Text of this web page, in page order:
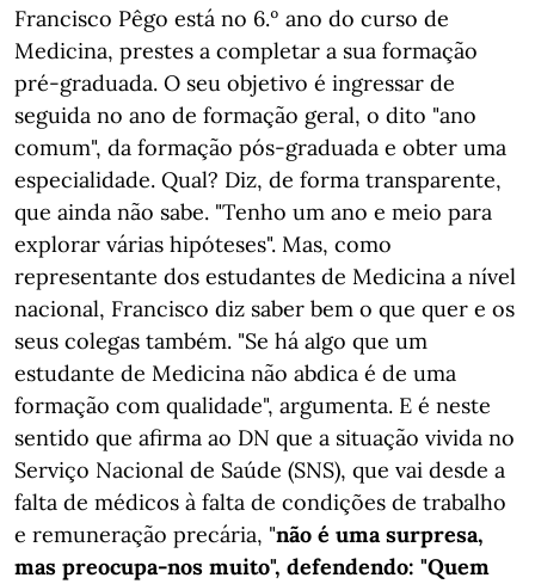
Francisco Pêgo está no 6.º ano do curso de
Medicina, prestes a completar a sua formação
pré-graduada. O seu objetivo é ingressar de
seguida no ano de formação geral, o dito "ano
comum", da formação pós-graduada e obter uma
especialidade. Qual? Diz, de forma transparente,
que ainda não sabe. "Tenho um ano e meio para
explorar várias hipóteses". Mas, como
representante dos estudantes de Medicina a nível
nacional, Francisco diz saber bem o que quer e os
seus colegas também. "Se há algo que um
estudante de Medicina não abdica é de uma
formação com qualidade", argumenta. E é neste
sentido que afirma ao DN que a situação vivida no
Serviço Nacional de Saúde (SNS), que vai desde a
falta de médicos à falta de condições de trabalho
e remuneração precária, "não é uma surpresa,
mas preocupa-nos muito", defendendo: "Quem